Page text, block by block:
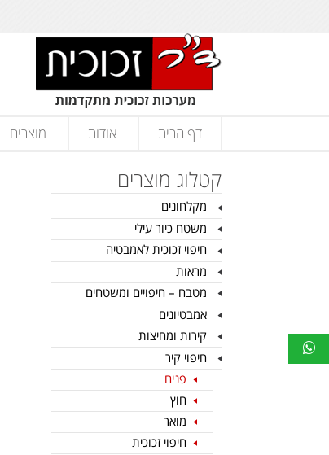
דף הבית אודות מוצרים
קטלוג מוצרים
מקלחונים
משטח כיור עילי
חיפוי זכוכית לאמבטיה
מראות
מטבח – חיפויים ומשטחים
אמבטיונים
קירות ומחיצות
חיפוי קיר
פנים
חוץ
מואר
חיפוי זכוכית